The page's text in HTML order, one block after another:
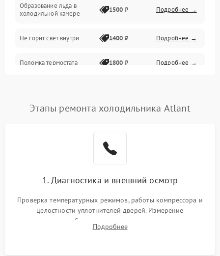
Образование льда в
холодильной камере
1500 ₽ Подробнее →
Не горит свет внутри 1400 ₽ Подробнее →
Поломка термостата 1800 ₽ Подробнее →
Поломка системы No Frost 2600 ₽ Подробнее →
работе
2000 ₽ Подробнее →
1000 ₽
Этапы ремонта холодильника Atlant
1. Диагностика и внешний осмотр
Проверка температурных режимов, работы компрессора и
целостности уплотнителей дверей. Измерение
сопротивления обмоток мотора, проверка термостата и
считывание кодов ошибок с электронного дисплея.
Подробнее